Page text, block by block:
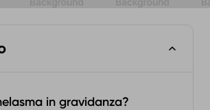
in gravidanza?